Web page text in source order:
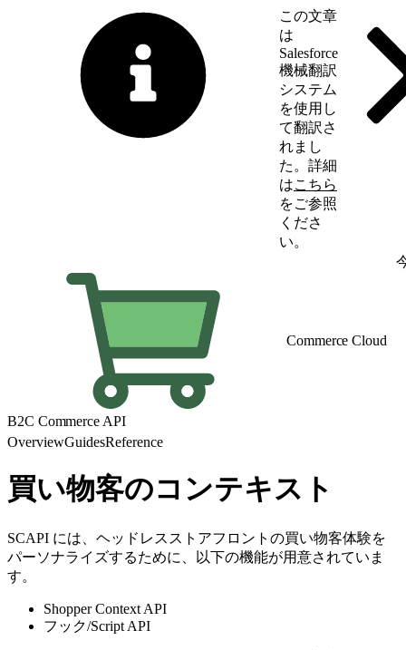
この文章
は
Salesforce
機械翻訳
システム
を使用し
て翻訳さ
れまし
た。詳細
はこちら
をご参照
くださ
い。
Commerce Cloud
B2C Commerce API
OverviewGuidesReference
買い物客のコンテキスト
SCAPI には、ヘッドレスストアフロントの買い物客体験を
パーソナライズするために、以下の機能が用意されていま
す。
Shopper Context API
フック/Script API